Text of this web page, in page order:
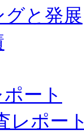
グと発展
ート
レポー